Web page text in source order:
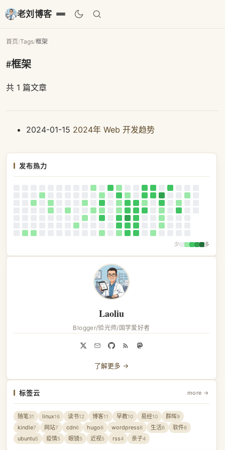
老刘博客
首页/Tags/框架
#框架
共 1 篇文章
2024-01-15 2024年 Web 开发趋势
发布热力
少 多
Laoliu
Blogger/验光师/国学爱好者
了解更多 →
标签云 more →
随笔31 linux16 读书12 博客11 早教10 易经10 群晖9
kindle7 网站7 cdn6 hugo6 wordpress6 生活6 软件6
ubuntu5 疫情5 眼镜5 近视5 rss4 亲子4